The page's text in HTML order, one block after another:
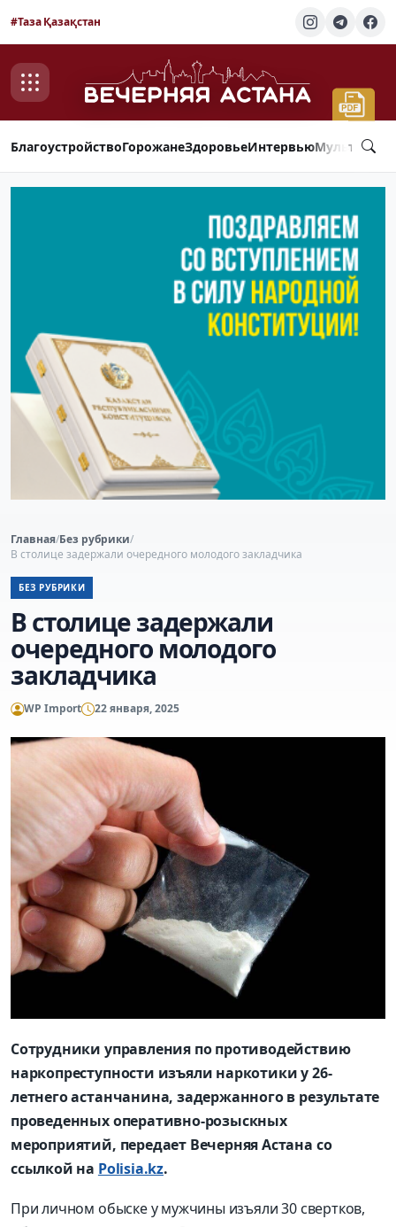
#Таза Қазақстан
БлагоустройствоГорожанеЗдоровьеИнтервью
Главная/Без рубрики/
В столице задержали очередного молодого закладчика
БЕЗ РУБРИКИ
В столице задержали
очередного молодого
закладчика
WP Import 22 января, 2025
Сотрудники управления по противодействию
наркопреступности изъяли наркотики у 26-
летнего астанчанина, задержанного в результате
проведенных оперативно-розыскных
мероприятий, передает Вечерняя Астана со
ссылкой на Polisia.kz.
При личном обыске у мужчины изъяли 30 свертков,